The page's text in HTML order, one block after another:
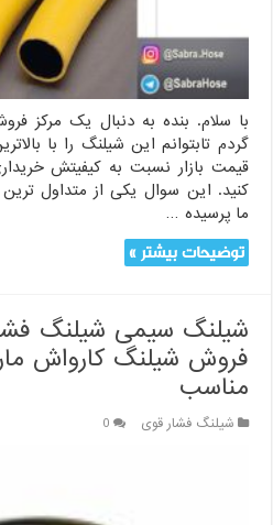
به
سراسر
گردم تابتوانم این شیلنگ را با
قیمت بازار نسبت به کیفیتش
کنید. این سوال یکی از متداول
ما پرسیده …
توضیحات بیشتر »
فروش شیلنگ کارواش
مناسب
شیلنگ فشار قوی 0